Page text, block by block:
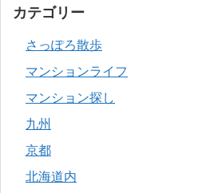
カテゴリー
さっぽろ散歩
マンションライフ
マンション探し
九州
京都
北海道内